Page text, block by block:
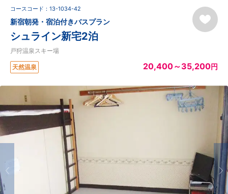
コースコード：13-1034-42
新宿朝発・宿泊付きバスプラン
シュライン新宅2泊
戸狩温泉スキー場
天然温泉 20,400～35,200円